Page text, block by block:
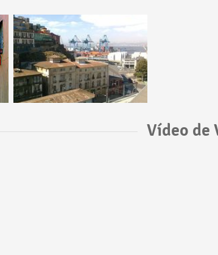
Vídeo de